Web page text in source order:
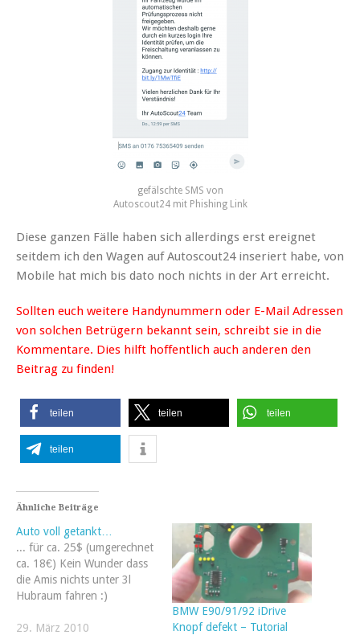
gefälschte SMS von
Autoscout24 mit Phishing Link
Diese ganzen Fälle haben sich allerdings erst ereignet
seitdem ich den Wagen auf Autoscout24 inseriert habe, von
Mobile hat mich bis dato noch nichts in der Art erreicht.
Sollten euch weitere Handynummern oder E-Mail Adressen
von solchen Betrügern bekannt sein, schreibt sie in die
Kommentare. Dies hilft hoffentlich auch anderen den
Beitrag zu finden!
https://cocinamundo.es
https://interpretacionsuenos.es
https://mujerymaquillaje.es
https://noticiasdeconomia.es
https://cochesdeportivos.net
teilen teilen teilen
teilen
Ähnliche Beiträge
Auto voll getankt…
... für ca. 25$ (umgerechnet
ca. 18€) Kein Wunder dass
die Amis nichts unter 3l
Hubraum fahren :)
29. März 2010
BMW E90/91/92 iDrive
Knopf defekt – Tutorial